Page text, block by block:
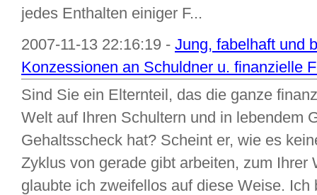
jedes Enthalten einiger F...
2007-11-13 22:16:19 - Jung, fabelhaft und
Konzessionen an Schuldner u. finanzielle
Sind Sie ein Elternteil, das die ganze
Welt auf Ihren Schultern und in lebendem
Gehaltsscheck hat? Scheint er, wie es
Zyklus von gerade gibt arbeiten, zum Ihrer
glaubte ich zweifellos auf diese Weise.